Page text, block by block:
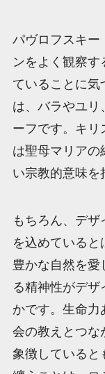
パヴロフスキー
ンをよく観察
ていることに気
は、バラやユリ
ーフです。キリ
は聖母マリアの
い宗教的意味を
もちろん、デ
を込めている
豊かな自然を愛
る精神性がデ
かです。生命力
会の教えとつな
象徴していると